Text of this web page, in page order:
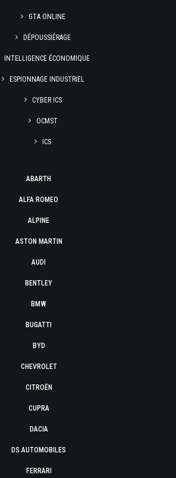
GTA ONLINE
DÉPOUSSIÉRAGE
INTELLIGENCE ÉCONOMIQUE
ESPIONNAGE INDUSTRIEL
CYBER ICS
OCMST
ICS
ABARTH
ALFA ROMEO
ALPINE
ASTON MARTIN
AUDI
BENTLEY
BMW
BUGATTI
BYD
CHEVROLET
CITROËN
CUPRA
DACIA
DS AUTOMOBILES
FERRARI